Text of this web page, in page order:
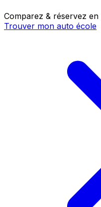
Comparez & réservez en
Trouver mon auto école